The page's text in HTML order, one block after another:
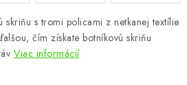
zmluvy
skriňu s tromi policami z netkanej textílie
čím získate botníkovú skriňu
Viac informácií